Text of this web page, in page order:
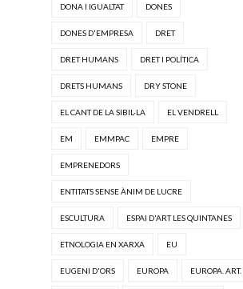
DONA I IGUALTAT DONES
DONES D'EMPRESA DRET
DRET HUMANS DRET I POLÍTICA
DRETS HUMANS DRY STONE
EL CANT DE LA SIBIL·LA EL VENDRELL
EM EMMPAC EMPRE
EMPRENEDORS
ENTITATS SENSE ÀNIM DE LUCRE
ESCULTURA ESPAI D'ART LES QUINTANES
ETNOLOGIA EN XARXA EU
EUGENI D'ORS EUROPA EUROPA. ART.